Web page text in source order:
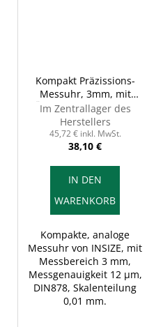
Kompakt Präzissions-
Messuhr, 3mm, mit
Ösenrückseite, INSIZE
2311-3
Im Zentrallager des
Herstellers
45,72 € inkl. MwSt.
38,10 €
IN DEN
WARENKORB
Kompakte, analoge
Messuhr von INSIZE, mit
Messbereich 3 mm,
Messgenauigkeit 12 μm,
DIN878, Skalenteilung
0,01 mm.